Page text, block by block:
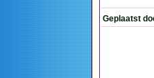
Geplaatst